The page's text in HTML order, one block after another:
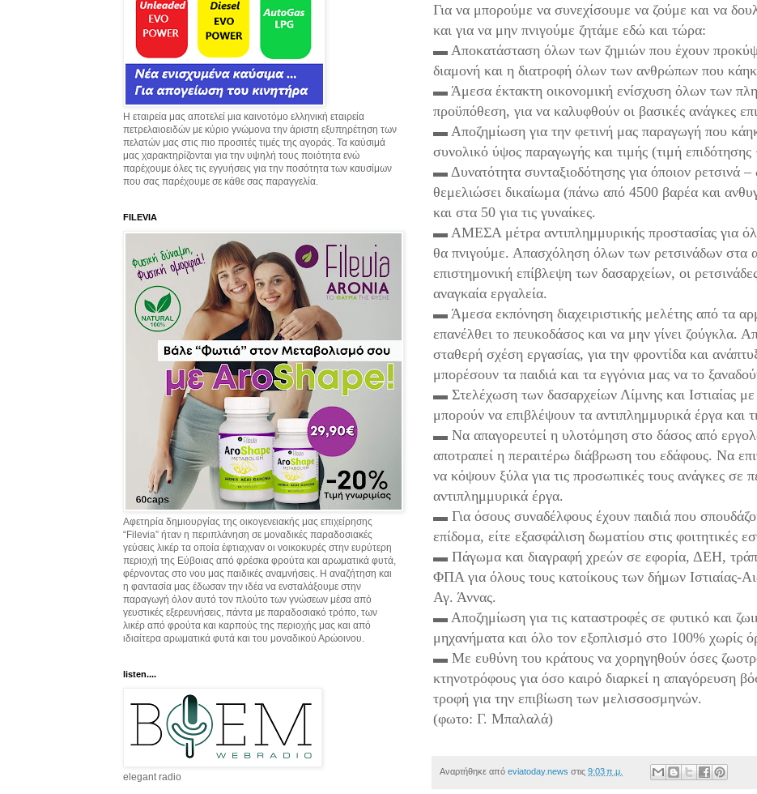
Για να μπορούμε να συνεχίσουμε να ζούμε και να
και για να μην πνιγούμε ζητάμε εδώ και τώρα:
▬ Αποκατάσταση όλων των ζημιών που έχουν
διαμονή και η διατροφή όλων των ανθρώπων που
▬ Άμεσα έκτακτη οικονομική ενίσχυση όλων των
προϋπόθεση, για να καλυφθούν οι βασικές ανάγκες
▬ Αποζημίωση για την φετινή μας παραγωγή που
συνολικό ύψος παραγωγής και τιμής (τιμή
▬ Δυνατότητα συνταξιοδότησης για όποιον ρετσινά –
θεμελιώσει δικαίωμα (πάνω από 4500 βαρέα και
και στα 50 για τις γυναίκες.
▬ ΑΜΕΣΑ μέτρα αντιπλημμυρικής προστασίας για
θα πνιγούμε. Απασχόληση όλων των ρετσινάδων στα
επιστημονική επίβλεψη των δασαρχείων, οι
αναγκαία εργαλεία.
▬ Άμεσα εκπόνηση διαχειριστικής μελέτης από τα
επανέλθει το πευκοδάσος και να μην γίνει ζούγκλα.
σταθερή σχέση εργασίας, για την φροντίδα και
μπορέσουν τα παιδιά και τα εγγόνια μας να το
▬ Στελέχωση των δασαρχείων Λίμνης και Ιστιαίας
μπορούν να επιβλέψουν τα αντιπλημμυρικά έργα και
▬ Να απαγορευτεί η υλοτόμηση στο δάσος από
αποτραπεί η περαιτέρω διάβρωση του εδάφους. Να
να κόψουν ξύλα για τις προσωπικές τους ανάγκες σε
αντιπλημμυρικά έργα.
▬ Για όσους συναδέλφους έχουν παιδιά που
επίδομα, είτε εξασφάλιση δωματίου στις φοιτητικές
▬ Πάγωμα και διαγραφή χρεών σε εφορία, ΔΕΗ,
ΦΠΑ για όλους τους κατοίκους των δήμων Ιστιαίας-
Αγ. Άννας.
▬ Αποζημίωση για τις καταστροφές σε φυτικό και
μηχανήματα και όλο τον εξοπλισμό στο 100% χωρίς
▬ Με ευθύνη του κράτους να χορηγηθούν όσες
κτηνοτρόφους για όσο καιρό διαρκεί η απαγόρευση
τροφή για την επιβίωση των μελισσοσμηνών.
(φωτο: Γ. Μπαλαλά)
Αναρτήθηκε από eviatoday.news στις 9:03 π.μ.
Η εταιρεία μας αποτελεί μια καινοτόμο ελληνική εταιρεία
πετρελαιοειδών με κύριο γνώμονα την άριστη εξυπηρέτηση των
πελατών μας στις πιο προσιτές τιμές της αγοράς. Τα καύσιμά
μας χαρακτηρίζονται για την υψηλή τους ποιότητα ενώ
παρέχουμε όλες τις εγγυήσεις για την ποσότητα των καυσίμων
που σας παρέχουμε σε κάθε σας παραγγελία.
FILEVIA
Αφετηρία δημιουργίας της οικογενειακής μας επιχείρησης
“Filevia” ήταν η περιπλάνηση σε μοναδικές παραδοσιακές
γεύσεις λικέρ τα οποία έφτιαχναν οι νοικοκυρές στην ευρύτερη
περιοχή της Εύβοιας από φρέσκα φρούτα και αρωματικά φυτά,
φέρνοντας στο νου μας παιδικές αναμνήσεις. Η αναζήτηση και
η φαντασία μας έδωσαν την ιδέα να ενσταλάξουμε στην
παραγωγή όλον αυτό τον πλούτο των γνώσεων μέσα από
γευστικές εξερευνήσεις, πάντα με παραδοσιακό τρόπο, των
λικέρ από φρούτα και καρπούς της περιοχής μας και από
ιδιαίτερα αρωματικά φυτά και του μοναδικού Αρώοινου.
listen....
elegant radio